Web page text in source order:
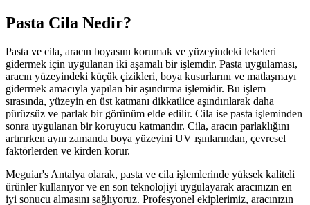
Pasta Cila Nedir?
Pasta ve cila, aracın boyasını korumak ve yüzeyindeki lekeleri
gidermek için uygulanan iki aşamalı bir işlemdir. Pasta uygulaması,
aracın yüzeyindeki küçük çizikleri, boya kusurlarını ve matlaşmayı
gidermek amacıyla yapılan bir aşındırma işlemidir. Bu işlem
sırasında, yüzeyin en üst katmanı dikkatlice aşındırılarak daha
pürüzsüz ve parlak bir görünüm elde edilir. Cila ise pasta işleminden
sonra uygulanan bir koruyucu katmandır. Cila, aracın parlaklığını
artırırken aynı zamanda boya yüzeyini UV ışınlarından, çevresel
faktörlerden ve kirden korur.
Meguiar's Antalya olarak, pasta ve cila işlemlerinde yüksek kaliteli
ürünler kullanıyor ve en son teknolojiyi uygulayarak aracınızın en
iyi sonucu almasını sağlıyoruz. Profesyonel ekiplerimiz, aracınızın